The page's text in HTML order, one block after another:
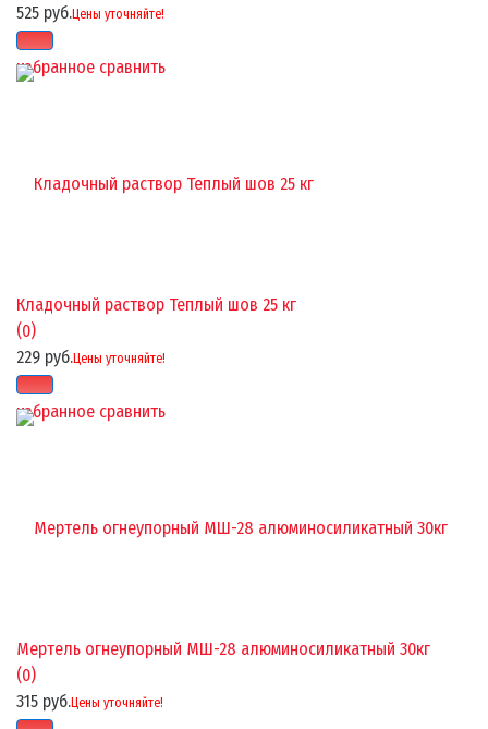
избранное сравнить
525 руб.Цены уточняйте!
избранное сравнить
Кладочный раствор Теплый шов 25 кг
(0)
229 руб.Цены уточняйте!
Мертель огнеупорный МШ-28 алюминосиликатный 30кг
(0)
315 руб.Цены уточняйте!